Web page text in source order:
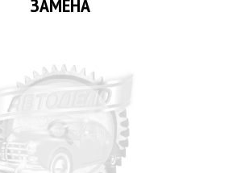
ЗАМЕНА